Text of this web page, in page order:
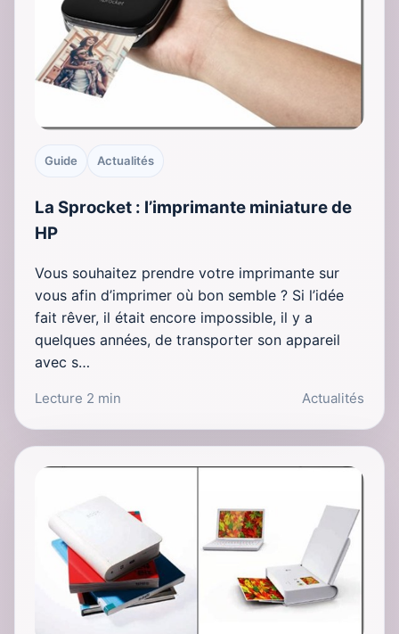
Guide Actualités
La Sprocket : l’imprimante miniature de
HP
Vous souhaitez prendre votre imprimante sur
vous afin d’imprimer où bon semble ? Si l’idée
fait rêver, il était encore impossible, il y a
quelques années, de transporter son appareil
avec s…
Lecture 2 min Actualités